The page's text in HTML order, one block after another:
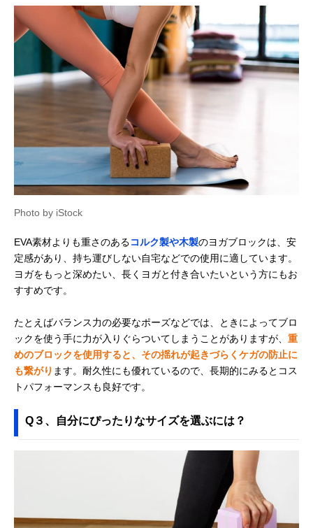
Photo by iStock
EVA素材よりも重さのあるコルク製や木製のヨガブロックは、安
定感があり、持ち運びしない自宅などでの使用に適しています。
ヨガをもっと深めたい、長くヨガと付き合いたいという方にもお
すすめです。
たとえばバランス力の必要なポーズなどでは、ときによってブロ
ックを使う手に力が入りぐらついてしまうことがありますが、 重
めのブロックを使用すると、その揺れが起きづらくケガの防止に
も繋がり ます。耐久性にも優れているので、長期的にみるとコス
トパフォーマンスも良好です。
Q３、自分にぴったりなサイズを選ぶには？